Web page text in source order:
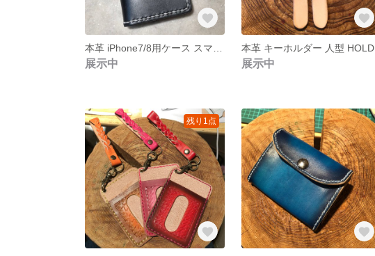
展示中
本革 キーホルダー 人型 HOLD
展示中
残り1点